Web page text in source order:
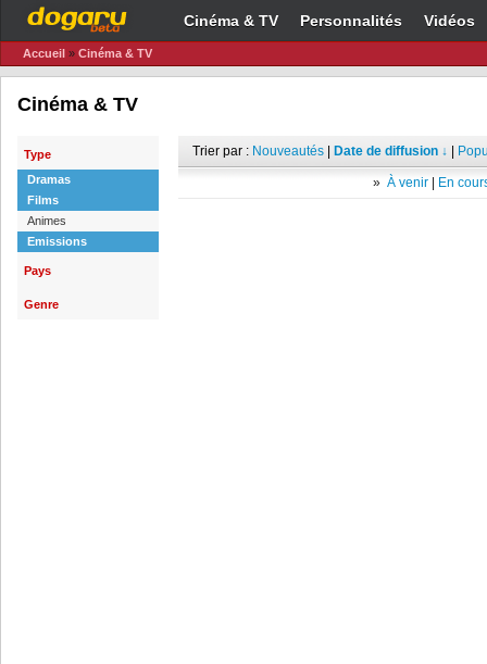
Cinéma & TV Personnalités Vidéos
Accueil » Cinéma & TV
Cinéma & TV
Type
Dramas
Films
Animes
Emissions
Pays
Genre
Trier par : Nouveautés Date de diffusion ↓
» À venir En